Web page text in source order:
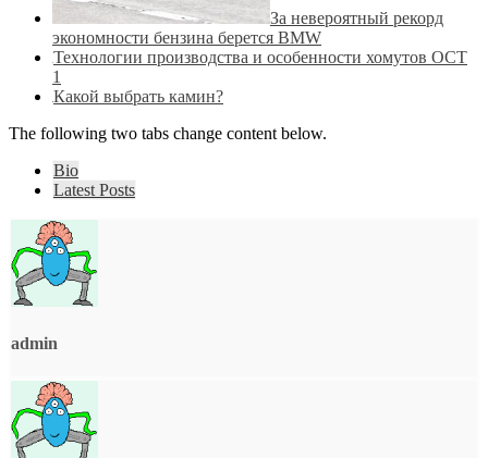
За невероятный рекорд
экономности бензина берется BMW
Технологии производства и особенности хомутов ОСТ
1
Какой выбрать камин?
The following two tabs change content below.
Bio
Latest Posts
admin